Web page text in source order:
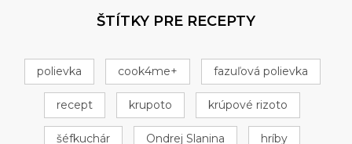
ŠTÍTKY PRE RECEPTY
polievka cook4me+ fazuľová polievka
recept krupoto krúpové rizoto
šéfkuchár Ondrej Slanina hríby